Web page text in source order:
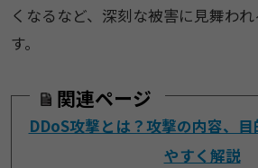
くなるなど、深刻な被害に見舞わ
す。
関連ページ
DDoS攻撃とは？攻撃の内容、
やすく解説